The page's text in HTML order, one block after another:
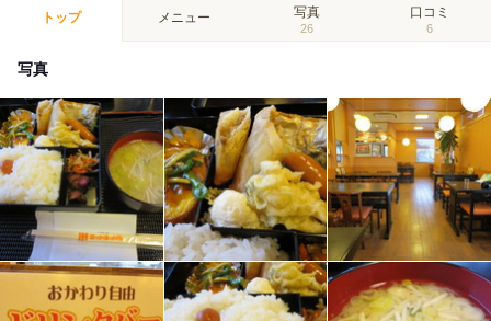
トップ メニュー 写真
26
口コミ
6
写真